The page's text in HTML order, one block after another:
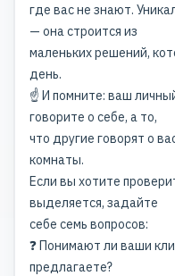
где вас не знают.
— она строится из
маленьких решений,
день.
☝️ И помните: ваш
говорите о себе, а то,
что другие говорят о
комнаты.
Если вы хотите
выделяется, задайте
себе семь вопросов:
❓ Понимают ли ваши
предлагаете?